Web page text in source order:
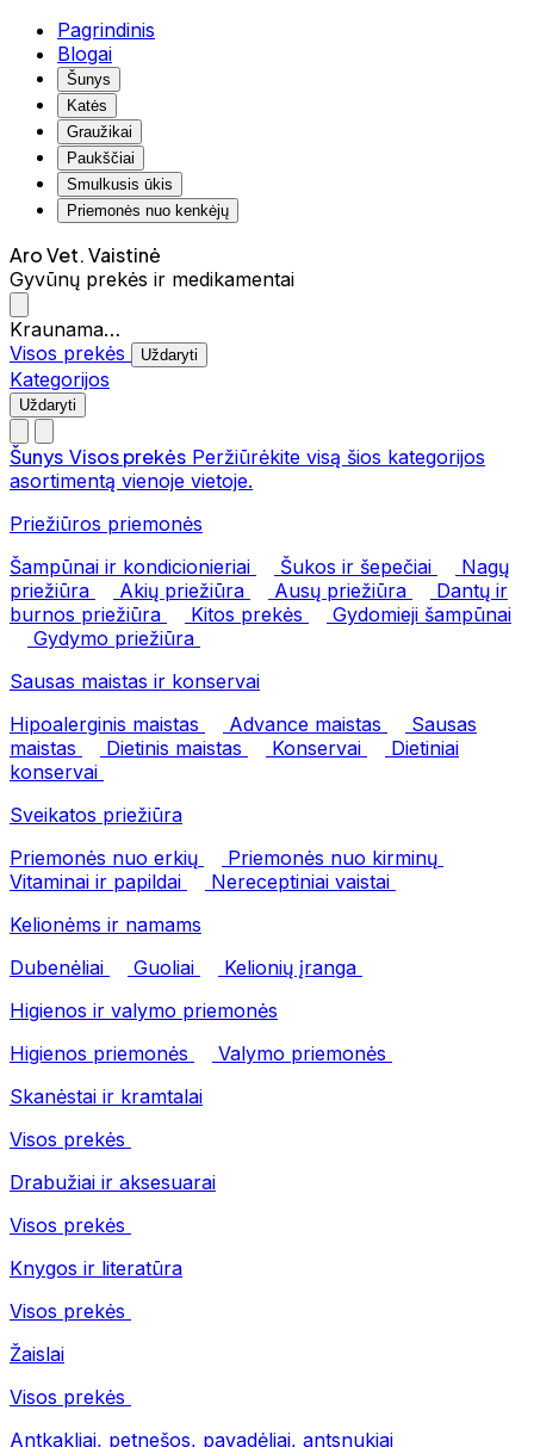
Pagrindinis
Blogai
Šunys
Katės
Graužikai
Paukščiai
Smulkusis ūkis
Priemonės nuo kenkėjų
Aro Vet. Vaistinė
Gyvūnų prekės ir medikamentai
Kraunama…
Visos prekės
Uždaryti
Kategorijos
Uždaryti
Šunys Visos prekės Peržiūrėkite visą šios kategorijos
asortimentą vienoje vietoje.
Priežiūros priemonės
Šampūnai ir kondicionieriai
Šukos ir šepečiai
Nagų
priežiūra
Akių priežiūra Ausų priežiūra
Dantų ir
burnos priežiūra
Kitos prekės
Gydomieji šampūnai
Gydymo priežiūra
Sausas maistas ir konservai
Hipoalerginis maistas
Advance maistas
Sausas
maistas
Dietinis maistas Konservai
Dietiniai
konservai
Sveikatos priežiūra
Priemonės nuo erkių
Priemonės nuo kirminų
Vitaminai ir papildai
Nereceptiniai vaistai
Kelionėms ir namams
Dubenėliai
Guoliai
Kelionių įranga
Higienos ir valymo priemonės
Higienos priemonės
Valymo priemonės
Skanėstai ir kramtalai
Visos prekės
Drabužiai ir aksesuarai
Visos prekės
Knygos ir literatūra
Visos prekės
Žaislai
Visos prekės
Antkakliai, petnešos, pavadėliai, antsnukiai